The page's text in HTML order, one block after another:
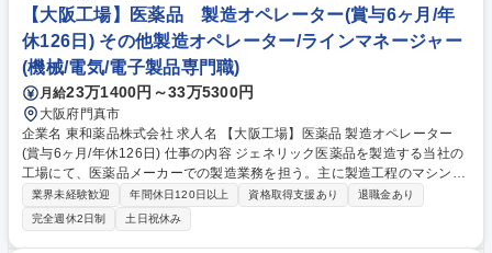
【大阪工場】医薬品 製造オペレーター(賞与6ヶ月/年
休126日) その他製造オペレーター/ラインマネージャー
(機械/電気/電子製品専門職)
月給23万1400円～33万5300円
大阪府門真市
企業名 東和薬品株式会社 求人名 【大阪工場】医薬品 製造オペレーター
(賞与6ヶ月/年休126日) 仕事の内容 ジェネリック医薬品を製造する当社の
工場にて、医薬品メーカーでの製造業務を担う。主に製造工程のマシンオ
ペレーターを担当して頂きます。 【固形製剤製造に伴う下記業務を担当】
・製造機械オペレーティング・機械の組み付けや分解 ・清掃作業・工程レ
ポート・ＰＣでの簡単な入力作業 ・整型～コーティング工程・錠剤検査業
業界未経験歓迎 年間休日120日以上 資格取得支援あり
退職金あり
完全週休2日制
土日祝休み